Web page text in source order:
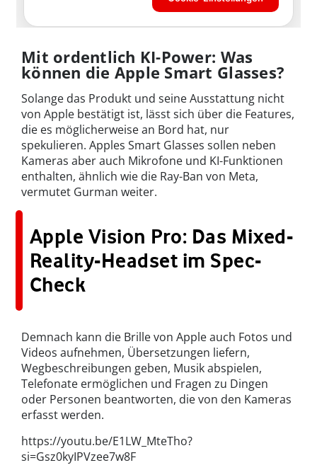
Mit ordentlich KI-Power: Was
können die Apple Smart Glasses?
Solange das Produkt und seine Ausstattung nicht
von Apple bestätigt ist, lässt sich über die Features,
die es möglicherweise an Bord hat, nur
spekulieren. Apples Smart Glasses sollen neben
Kameras aber auch Mikrofone und KI-Funktionen
enthalten, ähnlich wie die Ray-Ban von Meta,
vermutet Gurman weiter.
Apple Vision Pro: Das Mixed-
Reality-Headset im Spec-
Check
Demnach kann die Brille von Apple auch Fotos und
Videos aufnehmen, Übersetzungen liefern,
Wegbeschreibungen geben, Musik abspielen,
Telefonate ermöglichen und Fragen zu Dingen
oder Personen beantworten, die von den Kameras
erfasst werden.
https://youtu.be/E1LW_MteTho?
si=Gsz0kyIPVzee7w8F